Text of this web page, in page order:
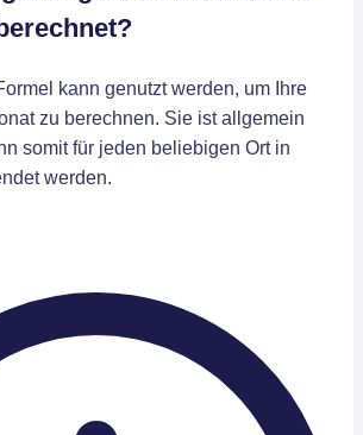
kann genutzt werden, um Ihre
zu berechnen. Sie ist allgemein
somit für jeden beliebigen Ort in
werden.